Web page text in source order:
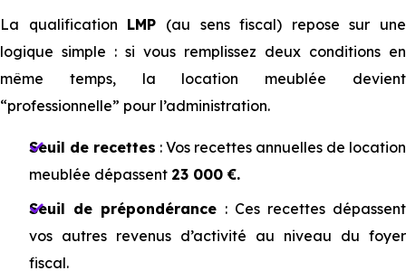
La qualification LMP (au sens fiscal) repose sur une
logique simple : si vous remplissez deux conditions en
même temps, la location meublée devient
“professionnelle” pour l’administration.
Seuil de recettes : Vos recettes annuelles de location
meublée dépassent 23 000 €.
Seuil de prépondérance : Ces recettes dépassent
vos autres revenus d’activité au niveau du foyer
fiscal.